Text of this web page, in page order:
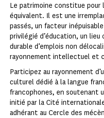
Le patrimoine constitue pour
équivalent. Il est une
passés, un facteur
privilégié d’éducation, un
durable d’emplois non
rayonnement intellectuel et
Participez au rayonnement
culturel dédié à la langue
francophones, en soutenant
initié par la Cité
adhérant au Cercle des